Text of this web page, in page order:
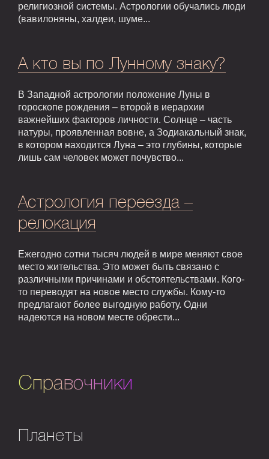
религиозной системы. Астрологии обучались люди
(вавилоняны, халдеи, шуме...
А кто вы по Лунному знаку?
В Западной астрологии положение Луны в
гороскопе рождения – второй в иерархии
важнейших факторов личности. Солнце – часть
натуры, проявленная вовне, а Зодиакальный знак,
в котором находится Луна – это глубины, которые
лишь сам человек может почувство...
Астрология переезда –
релокация
Ежегодно сотни тысяч людей в мире меняют свое
место жительства. Это может быть связано с
различными причинами и обстоятельствами. Кого-
то переводят на новое место службы. Кому-то
предлагают более выгодную работу. Одни
надеются на новом месте обрести...
Справочники
Планеты